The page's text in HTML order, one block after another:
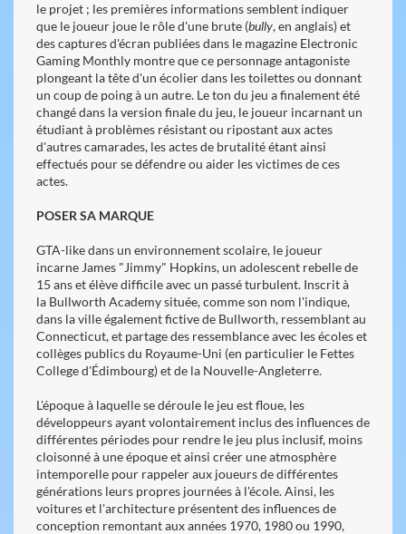
le projet ; les premières informations semblent indiquer
que le joueur joue le rôle d'une brute (bully, en anglais) et
des captures d'écran publiées dans le magazine Electronic
Gaming Monthly montre que ce personnage antagoniste
plongeant la tête d'un écolier dans les toilettes ou donnant
un coup de poing à un autre. Le ton du jeu a finalement été
changé dans la version finale du jeu, le joueur incarnant un
étudiant à problèmes résistant ou ripostant aux actes
d'autres camarades, les actes de brutalité étant ainsi
effectués pour se défendre ou aider les victimes de ces
actes.
POSER SA MARQUE
GTA-like dans un environnement scolaire, le joueur
incarne James "Jimmy" Hopkins, un adolescent rebelle de
15 ans et élève difficile avec un passé turbulent. Inscrit à
la Bullworth Academy située, comme son nom l'indique,
dans la ville également fictive de Bullworth, ressemblant au
Connecticut, et partage des ressemblance avec les écoles et
collèges publics du Royaume-Uni (en particulier le Fettes
College d'Édimbourg) et de la Nouvelle-Angleterre.
L'époque à laquelle se déroule le jeu est floue, les
développeurs ayant volontairement inclus des influences de
différentes périodes pour rendre le jeu plus inclusif, moins
cloisonné à une époque et ainsi créer une atmosphère
intemporelle pour rappeler aux joueurs de différentes
générations leurs propres journées à l'école. Ainsi, les
voitures et l'architecture présentent des influences de
conception remontant aux années 1970, 1980 ou 1990,